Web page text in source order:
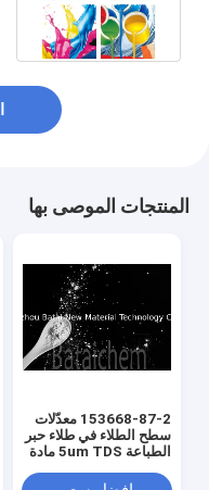
المنتجات الموصى بها
153668-87-2 معدّلات
سطح الطلاء في طلاء حبر
الطباعة 5um TDS مادة
السيليكون